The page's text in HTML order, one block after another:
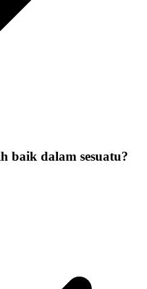
baik dalam sesuatu?